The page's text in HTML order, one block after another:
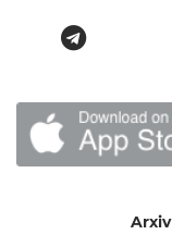
Arxiv